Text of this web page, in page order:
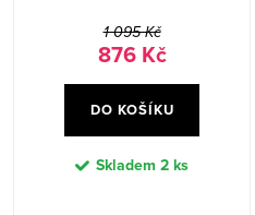
1 095 Kč
876 Kč
DO KOŠÍKU
Skladem 2 ks